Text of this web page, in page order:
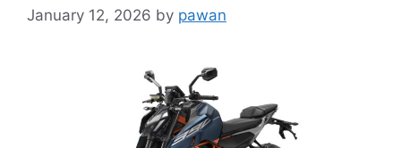
January 12, 2026 by pawan